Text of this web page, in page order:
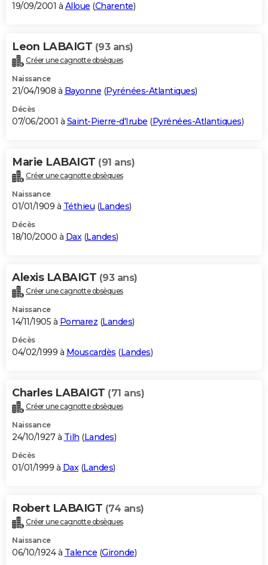
19/09/2001 à Alloue (Charente)
Leon LABAIGT (93 ans)
Créer une cagnotte obsèques
Naissance
21/04/1908 à Bayonne (Pyrénées-Atlantiques)
Décès
07/06/2001 à Saint-Pierre-d'Irube (Pyrénées-Atlantiques)
Marie LABAIGT (91 ans)
Créer une cagnotte obsèques
Naissance
01/01/1909 à Téthieu (Landes)
Décès
18/10/2000 à Dax(Landes)
Alexis LABAIGT (93 ans)
Créer une cagnotte obsèques
Naissance
14/11/1905 à Pomarez (Landes)
Décès
04/02/1999 à Mouscardès (Landes)
Charles LABAIGT (71 ans)
Créer une cagnotte obsèques
Naissance
24/10/1927 à Tilh (Landes)
Décès
01/01/1999 à Dax(Landes)
Robert LABAIGT (74 ans)
Créer une cagnotte obsèques
Naissance
06/10/1924 à Talence (Gironde)